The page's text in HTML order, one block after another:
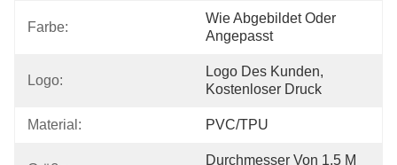
Farbe:
Wie Abgebildet Oder
Angepasst
Logo:
Logo Des Kunden,
Kostenloser Druck
Material: PVC/TPU
Durchmesser Von 1,5 M